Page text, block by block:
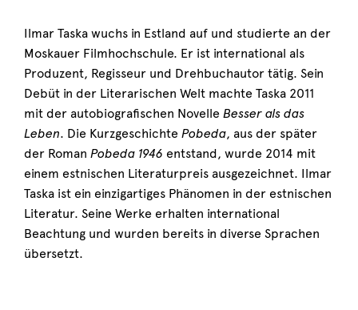
Ilmar Taska wuchs in Estland auf und studierte an der
Moskauer Filmhochschule. Er ist international als
Produzent, Regisseur und Drehbuchautor tätig. Sein
Debüt in der Literarischen Welt machte Taska 2011
mit der autobiografischen Novelle Besser als das
Leben. Die Kurzgeschichte Pobeda, aus der später
der Roman Pobeda 1946 entstand, wurde 2014 mit
einem estnischen Literaturpreis ausgezeichnet. Ilmar
Taska ist ein einzigartiges Phänomen in der estnischen
Literatur. Seine Werke erhalten international
Beachtung und wurden bereits in diverse Sprachen
übersetzt.